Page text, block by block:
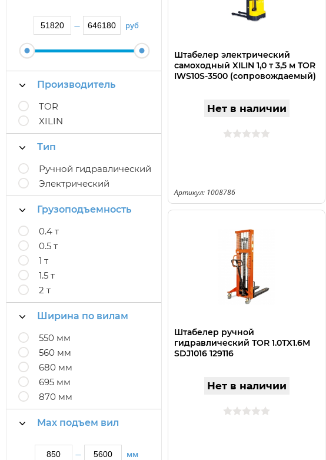
— руб
Производитель
TOR
XILIN
Тип
Ручной гидравлический
Электрический
Грузоподъемность
0.4 т
0.5 т
1 т
1.5 т
2 т
Ширина по вилам
550 мм
560 мм
680 мм
695 мм
870 мм
Max подъем вил
— мм
Штабелер электрический
самоходный XILIN 1,0 т 3,5 м TOR
IWS10S-3500 (сопровождаемый)
Нет в наличии
Артикул: 1008786
Штабелер ручной
гидравлический TOR 1.0TX1.6M
SDJ1016 129116
Нет в наличии